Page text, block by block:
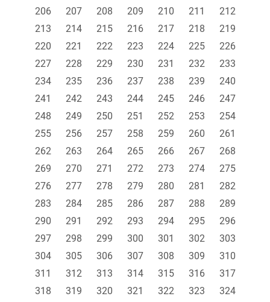
206
207 208 209 210 211
212
213
214 215 216 217 218
219
220
221 222 223 224 225
226
227
228 229 230 231 232
233
234
235 236 237 238 239
240
241
242 243 244 245 246
247
248
249 250 251 252 253
254
255
256 257 258 259 260
261
262
263 264 265 266 267
268
269
270 271 272 273 274
275
276
277 278 279 280 281
282
283
284 285 286 287 288
289
290
291 292 293 294 295
296
297
298 299 300 301 302
303
304
305 306 307 308 309
310
311
312 313 314 315 316
317
318
319 320 321 322 323
324